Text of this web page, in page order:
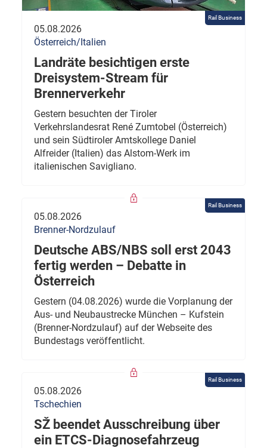
Rail Business
05.08.2026
Österreich/Italien
Landräte besichtigen erste
Dreisystem-Stream für
Brennerverkehr
Gestern besuchten der Tiroler
Verkehrslandesrat René Zumtobel (Österreich)
und sein Südtiroler Amtskollege Daniel
Alfreider (Italien) das Alstom-Werk im
italienischen Savigliano.
Rail Business
05.08.2026
Brenner-Nordzulauf
Deutsche ABS/NBS soll erst 2043
fertig werden – Debatte in
Österreich
Gestern (04.08.2026) wurde die Vorplanung der
Aus- und Neubaustrecke München – Kufstein
(Brenner-Nordzulauf) auf der Webseite des
Bundestags veröffentlicht.
Rail Business
05.08.2026
Tschechien
SŽ beendet Ausschreibung über
ein ETCS-Diagnosefahrzeug